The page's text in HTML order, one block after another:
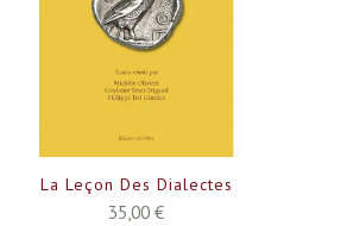
La Leçon Des Dialectes
35,00 €